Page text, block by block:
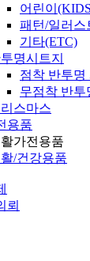
어린이
패턴/일러스
기타(ETC)
명시트지
점착 반투명
무점착 반투
스마스
용품
가전용품
/건강용품
뢰